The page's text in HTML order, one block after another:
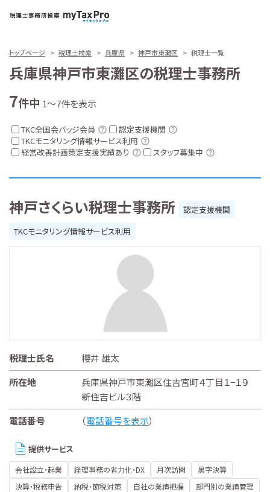
トップページ 税理士検索 兵庫県 神戸市東灘区 税理士一覧
兵庫県神戸市東灘区の税理士事務所
7件中 1～7件を表示
TKC全国会バッジ会員
認定支援機関
TKCモニタリング情報サービス利用
経営改善計画策定支援実績あり
スタッフ募集中
神戸さくらい税理士事務所
認定支援機関
TKCモニタリング情報サービス利用
税理士氏名
櫻井 雄太
所在地
兵庫県神戸市東灘区住吉宮町４丁目１−１９
新住吉ビル３階
電話番号
（電話番号を表示）
提供サービス
会社設立・起業 経理事務の省力化・DX 月次訪問
黒字決算
決算・税務申告
納税・節税対策 自社の業績把握
部門別の業績管理